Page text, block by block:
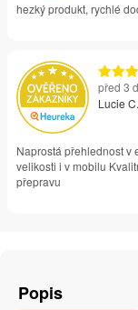
hezký produkt, rychlé
před 3
Lucie C.
Naprostá přehlednost v
velikosti i v mobilu
přepravu
Popis